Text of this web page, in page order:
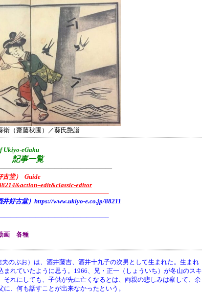
衛（齋藤秋圃）／葵氏艶譜
eGaku
記事一覧
堂） Guide
editor
好古堂）https://www.ukiyo-e.co.jp/88211
画 各種
のぶお）は、酒井藤吉、酒井十九子の次男として生まれた。生まれ
れていたように思う。1966、兄・正一（しょういち）が冬山のスキ
れにしても、子供が先に亡くなるとは、両親の悲しみは察して、余
、何も話すことが出来なかったという。